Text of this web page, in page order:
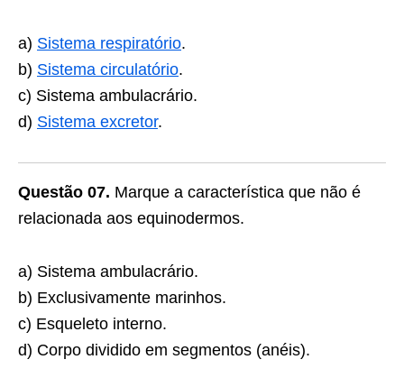
a) Sistema respiratório.
b) Sistema circulatório.
c) Sistema ambulacrário.
d) Sistema excretor.
Questão 07. Marque a característica que não é
relacionada aos equinodermos.
a) Sistema ambulacrário.
b) Exclusivamente marinhos.
c) Esqueleto interno.
d) Corpo dividido em segmentos (anéis).